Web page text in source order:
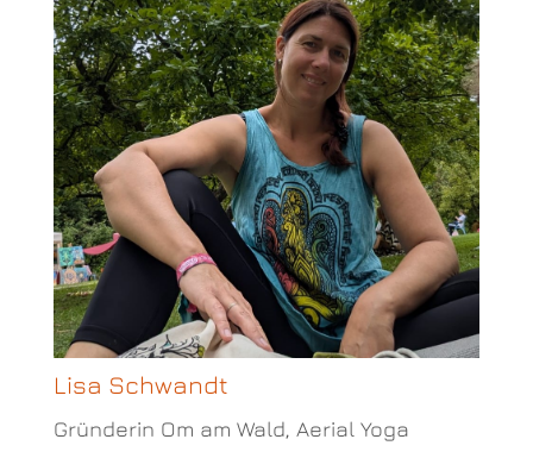
Lisa Schwandt
Gründerin Om am Wald, Aerial Yoga